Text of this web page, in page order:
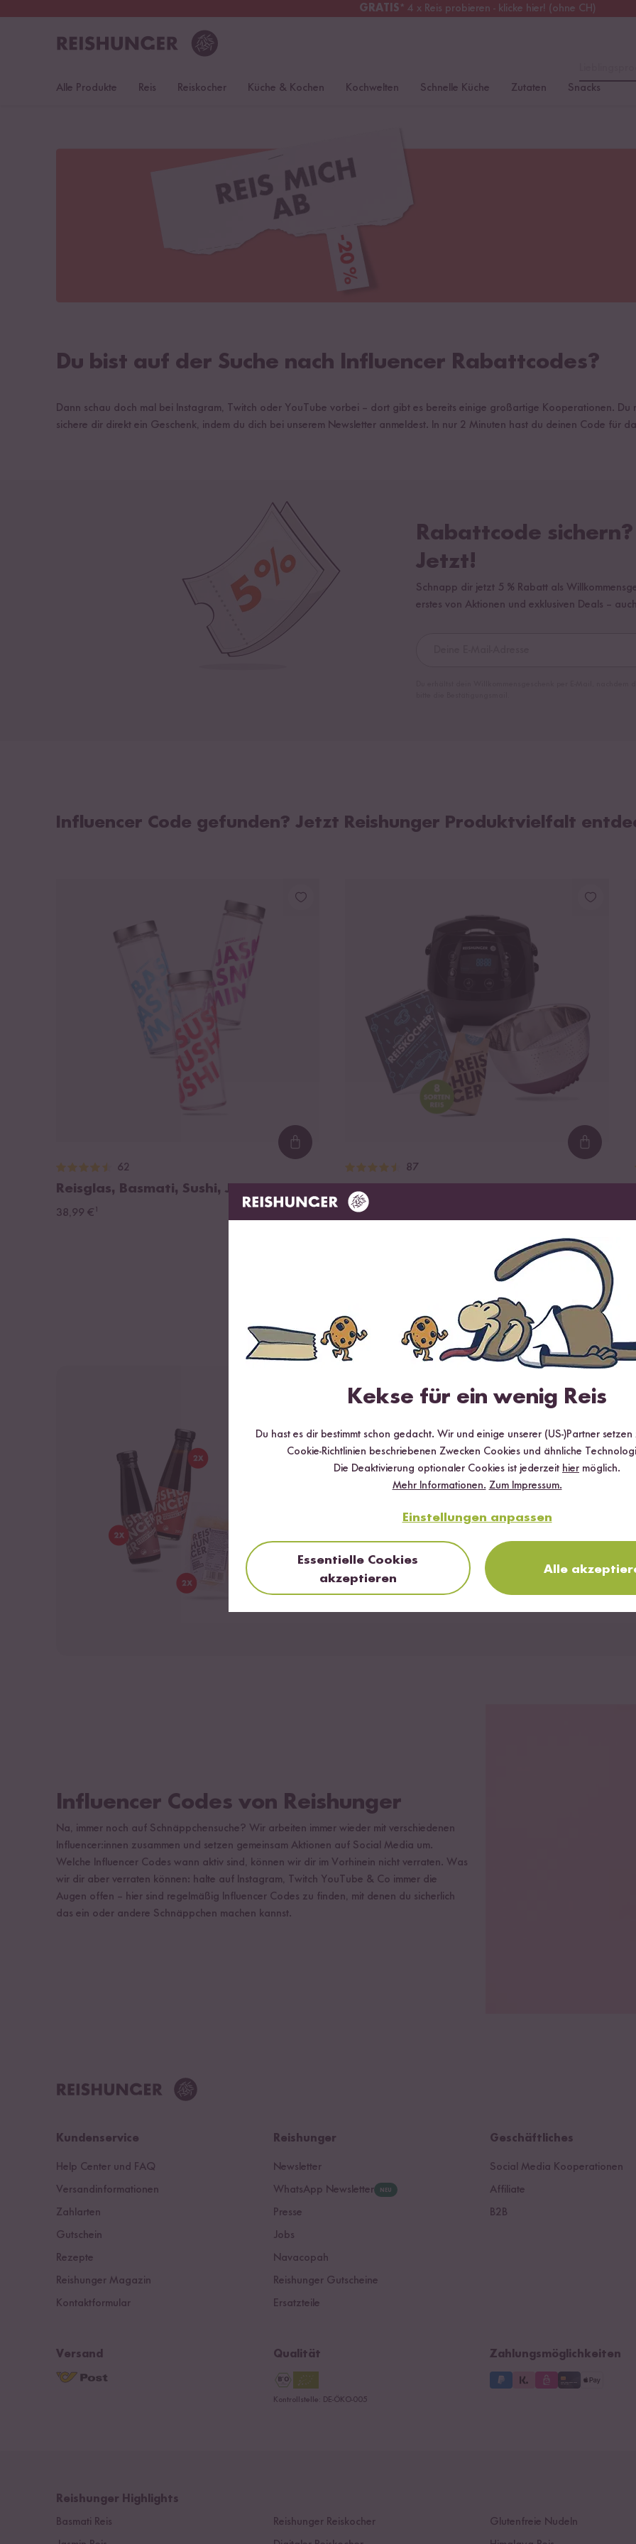
GRATIS* 4 x Reis probieren - klicke hier! (ohne CH)
Kostenloser Versand
Alle Produkte Reis Reiskocher Küche & Kochen Kochwelten Schnelle Küche Zutaten Snacks
Du bist auf der Suche nach Influencer Rabattcodes?
Dann schau doch mal bei Instagram, Twitch oder YouTube vorbei – dort gibt es bereits einige großartige Kooperationen.
sichere dir direkt ein Geschenk, indem du dich bei unserem Newsletter anmeldest. In nur 2 Minuten hast du deinen Code für
Rabattcode sichern?
Jetzt!
Schnapp dir jetzt 5 % Rabatt als
erstes von Aktionen und exklusiven Deals –
Influencer Code gefunden? Jetzt Reishunger Produktvielfalt
Loading...
62
Reisglas, Basmati, Sushi, Jasmin
38,99 € ¹
87
Digitaler Mini Reiskocher Starter Set
Schwarz
Alle Angebote entdecken
1 Code, 4 Möglichkeiten!
Jetzt Code eingeben und1 von 4 Geschenken*sichern:
Ketjap Manis oder 2 x Sushi Ingwer. Manche Produkte
– voller Geschmack bleibt garantiert!
*2 x Teriyaki oder 2 x Ketjap Manis gültig ab 19 € Mindestbestellwert, 2 x
Mindestbestellwert (exkl. Versandkosten), nur solange der Vorrat reicht, nicht
Schweiz anwendbar. Wichtig: Geschenk muss aktiv im Warenkorb ausgewählt
Influencer Codes von Reishunger
Na, immer noch auf Schnäppchensuche? Wir arbeiten immer wieder mit verschiedenen
Influencer:innen zusammen und setzen gemeinsam Aktionen auf Social Media um.
Welche Influencer Codes wann aktiv sind, können wir dir im Vorhinein nicht verraten. Was
wir dir aber verraten können: halte auf Instagram, Twitch YouTube & Co immer die
Augen offen – hier sind regelmäßig Influencer Codes zu finden, mit denen du sicherlich
das ein oder andere Schnäppchen machen kannst.
Kundenservice
Help Center und FAQ
Versandinformationen
Zahlarten
Gutschein
Rezepte
Reishunger Magazin
Kontaktformular
Reishunger
Newsletter
WhatsApp Newsletter
NEU
Presse
Jobs
Navacopah
Reishunger Gutscheine
Ersatzteile
Geschäftliches
Social Media Kooperationen
Affiliate
B2B
Versand Qualität
Kontrollstelle: DE-ÖKO-005
Zahlungsmöglichkeiten
Reishunger Highlights
Basmati Reis
Reishunger Reiskocher
Glutenfreie Nudeln
Kekse für ein wenig Reis
Du hast es dir bestimmt schon gedacht. Wir und einige unserer (US-)Partner
Cookie-Richtlinien beschriebenen Zwecken Cookies und ähnliche
Die Deaktivierung optionaler Cookies ist jederzeit hier möglich.
Mehr Informationen. Zum Impressum.
Einstellungen anpassen
Essentielle Cookies
akzeptieren
Alle